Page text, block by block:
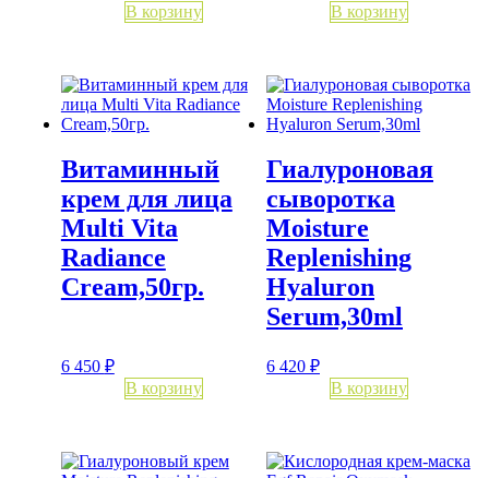
В корзину
В корзину
Витаминный
крем для лица
Multi Vita
Radiance
Cream,50гр.
6 450 ₽
В корзину
Гиалуроновая
сыворотка
Moisture
Replenishing
Hyaluron
Serum,30ml
6 420 ₽
В корзину